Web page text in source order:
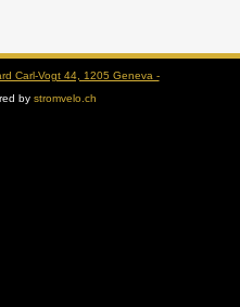
Carl-Vogt 44, 1205 Geneva -
by stromvelo.ch